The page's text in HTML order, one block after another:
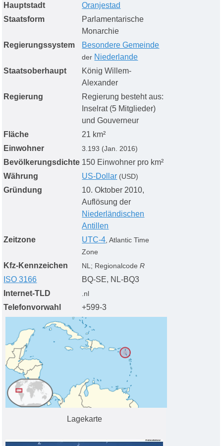
Hauptstadt
Oranjestad
Staatsform
Parlamentarische
Monarchie
Regierungssystem
Besondere Gemeinde
der Niederlande
Staatsoberhaupt
König Willem-
Alexander
Regierung
Regierung besteht aus:
Inselrat (5 Mitglieder)
und Gouverneur
Fläche
21 km²
Einwohner
3.193 (Jan. 2016)
Bevölkerungsdichte 150 Einwohner pro km²
Währung
US-Dollar (USD)
Gründung
10. Oktober 2010,
Auflösung der
Niederländischen
Antillen
Zeitzone
UTC-4 , Atlantic Time
Zone
Kfz-Kennzeichen NL; RegionalcodeR
ISO 3166
BQ-SE, NL-BQ3
Internet-TLD
.nl
Telefonvorwahl +599-3
Lagekarte